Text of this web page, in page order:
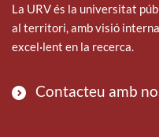
La URV és la universitat
al territori, amb visió
excel·lent en la recerca.
Contacteu amb